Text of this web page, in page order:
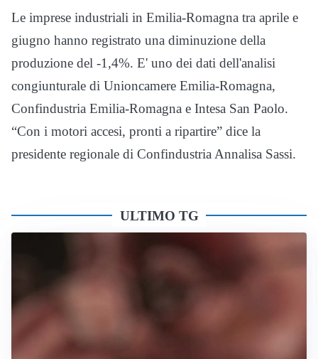
Le imprese industriali in Emilia-Romagna tra aprile e
giugno hanno registrato una diminuzione della
produzione del -1,4%. E' uno dei dati dell'analisi
congiunturale di Unioncamere Emilia-Romagna,
Confindustria Emilia-Romagna e Intesa San Paolo.
“Con i motori accesi, pronti a ripartire” dice la
presidente regionale di Confindustria Annalisa Sassi.
ULTIMO TG